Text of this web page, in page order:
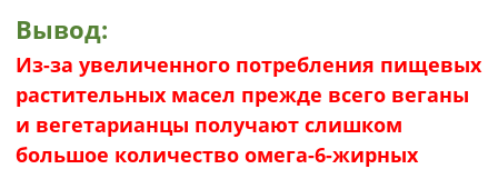
Вывод:
Из-за увеличенного потребления пищевых
растительных масел прежде всего веганы
и вегетарианцы получают слишком
большое количество омега-6-жирных